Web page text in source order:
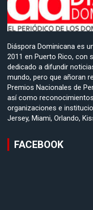
Diáspora Dominicana es
2011 en Puerto Rico, con
dedicado a difundir
mundo, pero que añoran
Premios Nacionales de
así como
organizaciones e
Jersey, Miami, Orlando,
FACEBOOK